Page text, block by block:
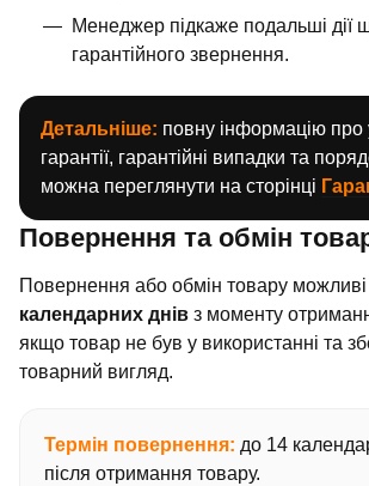
Менеджер підкаже подальші дії
гарантійного звернення.
Детальніше: повну інформацію про
гарантії, гарантійні випадки та
можна переглянути на сторінці
Повернення та обмін
Повернення або обмін товару
календарних днів з моменту
якщо товар не був у використанні та
товарний вигляд.
Термін повернення: до 14
після отримання товару.